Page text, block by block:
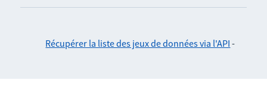
Récupérer la liste des jeux de données via l'API -